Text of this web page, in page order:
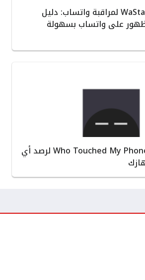
مراجعة تطبيق WaStat لمراقبة واتساب: دليل
ظهور على واتساب بسهولة
مراجعة تطبيق Who Touched My Phone لرصد أي